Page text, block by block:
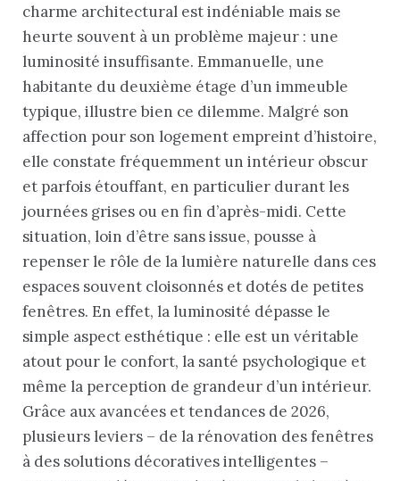
charme architectural est indéniable mais se
heurte souvent à un problème majeur : une
luminosité insuffisante. Emmanuelle, une
habitante du deuxième étage d’un immeuble
typique, illustre bien ce dilemme. Malgré son
affection pour son logement empreint d’histoire,
elle constate fréquemment un intérieur obscur
et parfois étouffant, en particulier durant les
journées grises ou en fin d’après-midi. Cette
situation, loin d’être sans issue, pousse à
repenser le rôle de la lumière naturelle dans ces
espaces souvent cloisonnés et dotés de petites
fenêtres. En effet, la luminosité dépasse le
simple aspect esthétique : elle est un véritable
atout pour le confort, la santé psychologique et
même la perception de grandeur d’un intérieur.
Grâce aux avancées et tendances de 2026,
plusieurs leviers – de la rénovation des fenêtres
à des solutions décoratives intelligentes –